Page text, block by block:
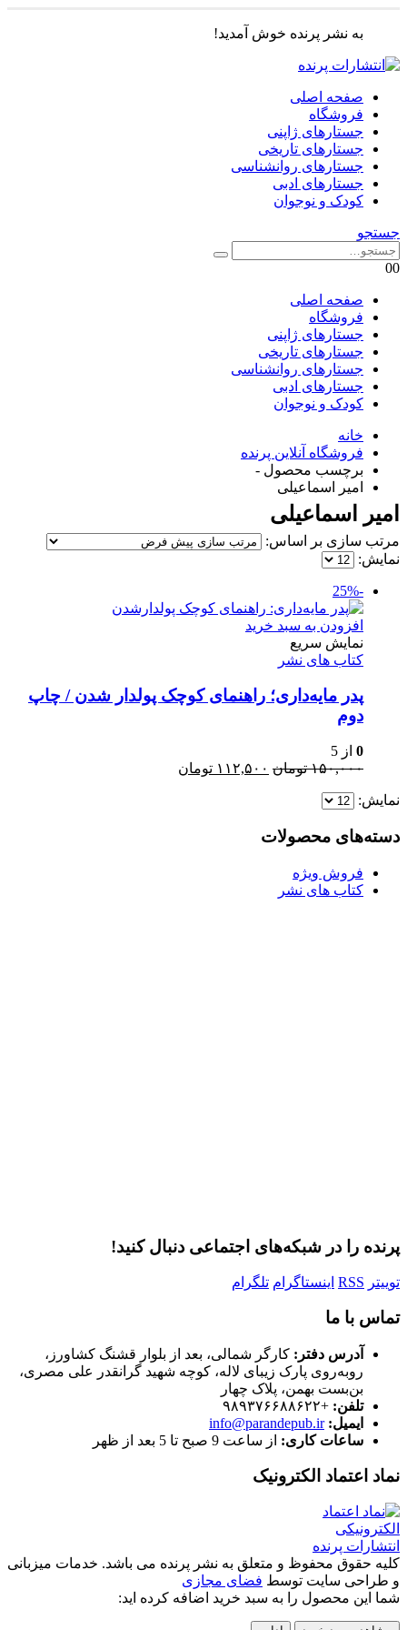
به نشر پرنده خوش آمدید!
صفحه اصلی
فروشگاه
جستارهای ژاپنی
جستارهای تاریخی
جستارهای روانشناسی
جستارهای ادبی
کودک و نوجوان
جستجو
00
صفحه اصلی
فروشگاه
جستارهای ژاپنی
جستارهای تاریخی
جستارهای روانشناسی
جستارهای ادبی
کودک و نوجوان
خانه
فروشگاه آنلاین پرنده
برچسب محصول -
امیر اسماعیلی
امیر اسماعیلی
مرتب سازی بر اساس:
نمایش:
-25%
افزودن به سبد خرید
نمایش سریع
کتاب های نشر
پدر مایه‌داری؛ راهنمای کوچک پولدار شدن / چاپ
دوم
0 از 5
۱۵۰,۰۰۰ تومان قیمت
۱۱۲,۵۰۰ تومان
نمایش:
دسته‌های محصولات
فروش ویژه
کتاب های نشر
پرنده را در شبکه‌های اجتماعی دنبال کنید!
توییتر RSS اینستاگرام تلگرام
تماس با ما
آدرس دفتر: کارگر شمالی، بعد از بلوار قشنگ کشاورز،
روبه‌روی پارک زیبای لاله، کوچه شهید گرانقدر علی مصری،
بن‌بست بهمن، پلاک چهار
تلفن: +۹۸۹۳۷۶۶۸۸۶۲۲
ایمیل: info@parandepub.ir
ساعات کاری: از ساعت 9 صبح تا 5 بعد از ظهر
نماد اعتماد الکترونیک
کلیه حقوق محفوظ و متعلق به نشر پرنده می باشد. خدمات میزبانی
و طراحی سایت توسط فضای مجازی
شما این محصول را به سبد خرید اضافه کرده اید: